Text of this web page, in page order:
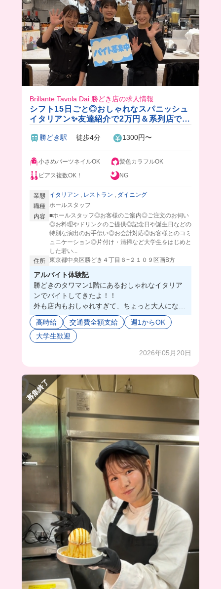
Brillante Tavola Dai 勝どき店の求人情報
シフト15日ごと◎おしゃれなスパニッシュ
イタリアン✨友達紹介で2万円＆系列店で使
勝どき駅 徒歩4分 1300円〜
小さめパーツネイルOK
髪色カラフルOK
ピアス複数OK！
NG
業態 イタリアン , レストラン , ダイニング
職種 ホールスタッフ
内容 ■ホールスタッフ◎お客様のご案内◎ご注文のお伺い
◎お料理やドリンクのご提供◎記念日や誕生日などの
特別な演出のお手伝い◎お会計対応◎お客様とのコミ
ュニケーション◎片付け・清掃など大学生をはじめと
した若い...
住所 東京都中央区勝どき４丁目６−２１０９区画B方
アルバイト体験記
勝どきのタワマン1階にあるおしゃれなイタリア
ンでバイトしてきたよ！！
外も店内もおしゃれすぎて、ちょっと大人になっ
た気分で働けちゃう🫢
シェフの方もホールにいる方もみんな優しくて感
動しちゃった😭
だし、インカムあるからピンチの時はすぐ先輩呼
インカムつけるのも夢だったんだよね〜🥹笑
まかないみんなで食べたりもできるからすぐに仲
良くなれちゃいそう！
おしゃれに楽しく働きたい人におすすめだよ✨
高時給 交通費全額支給
週1からOK
大学生歓迎
2026年05月20日
募集終了